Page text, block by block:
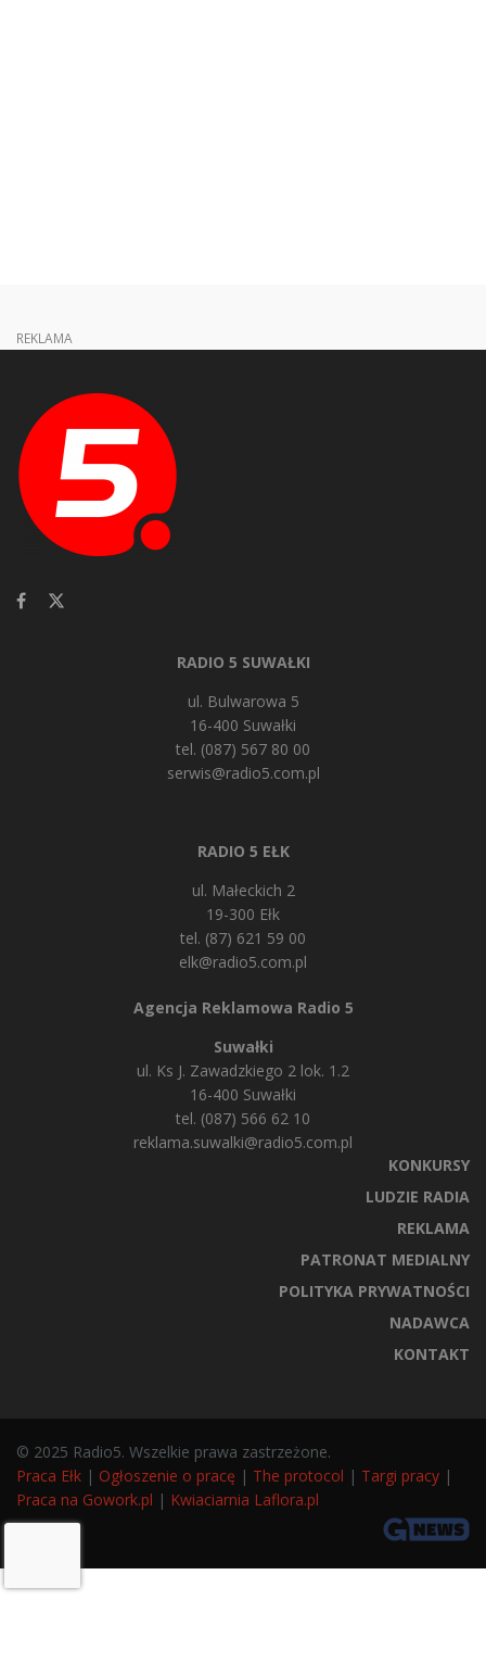
REKLAMA
RADIO 5 SUWAŁKI
ul. Bulwarowa 5
16-400 Suwałki
tel. (087) 567 80 00
serwis@radio5.com.pl
RADIO 5 EŁK
ul. Małeckich 2
19-300 Ełk
tel. (87) 621 59 00
elk@radio5.com.pl
Agencja Reklamowa Radio 5
Suwałki
ul. Ks J. Zawadzkiego 2 lok. 1.2
16-400 Suwałki
tel. (087) 566 62 10
reklama.suwalki@radio5.com.pl
KONKURSY
LUDZIE RADIA
REKLAMA
PATRONAT MEDIALNY
POLITYKA PRYWATNOŚCI
NADAWCA
KONTAKT
© 2025 Radio5. Wszelkie prawa zastrzeżone.
Praca Ełk | Ogłoszenie o pracę | The protocol | Targi pracy |
Praca na Gowork.pl | Kwiaciarnia Laflora.pl